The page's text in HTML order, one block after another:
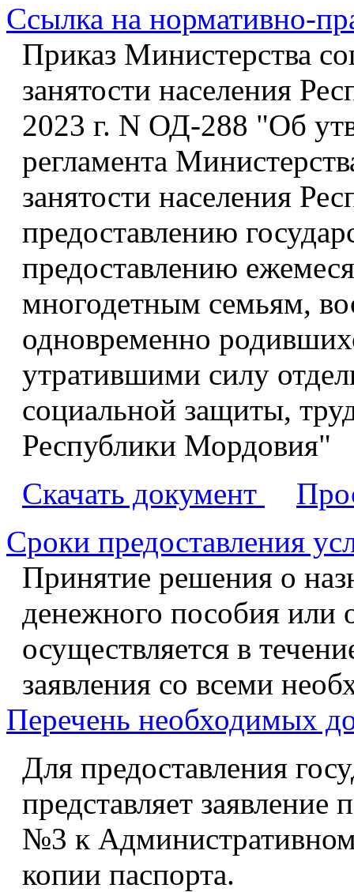
Ссылка на нормативно-
Приказ Министерства
занятости населения
2023 г. N ОД-288 "Об
регламента
занятости населения
предоставлению
предоставлению
многодетным семьям,
одновременно
утратившими силу
социальной защиты,
Республики Мордовия"
Скачать документ
Сроки предоставления
Принятие решения о
денежного пособия или
осуществляется в
заявления со всеми
Перечень необходимых
Для предоставления
представляет
№3 к
копии паспорта.